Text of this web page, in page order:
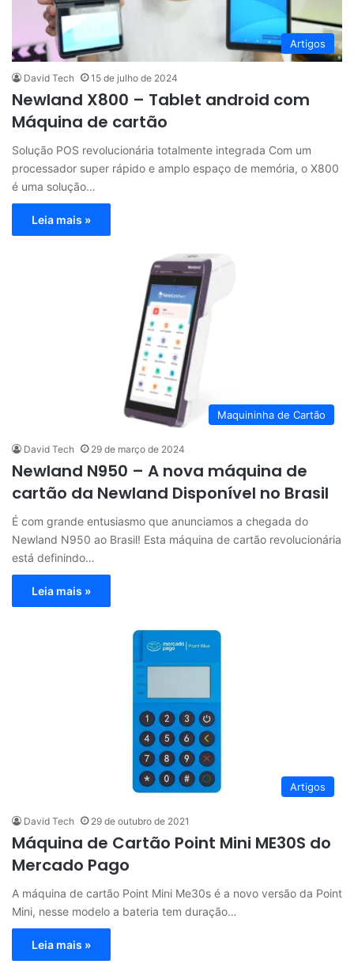
Artigos
David Tech 15 de julho de 2024
Newland X800 – Tablet android com
Máquina de cartão
Solução POS revolucionária totalmente integrada Com um
processador super rápido e amplo espaço de memória, o X800
é uma solução…
Leia mais »
Maquininha de Cartão
David Tech 29 de março de 2024
Newland N950 – A nova máquina de
cartão da Newland Disponível no Brasil
É com grande entusiasmo que anunciamos a chegada do
Newland N950 ao Brasil! Esta máquina de cartão revolucionária
está definindo…
Leia mais »
Artigos
David Tech 29 de outubro de 2021
Máquina de Cartão Point Mini ME30S do
Mercado Pago
A máquina de cartão Point Mini Me30s é a novo versão da Point
Mini, nesse modelo a bateria tem duração…
Leia mais »